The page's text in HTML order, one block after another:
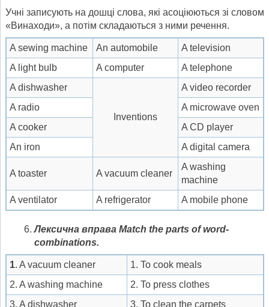
Учні записують на дошці слова, які асоціюються зі словом
«Винаходи», а потім складаються з ними речення.
A sewing machine An automobile
A television
A light bulb
A computer
A telephone
A dishwasher
Inventions
A video recorder
A radio
A microwave oven
A cooker
A CD player
An iron
A digital camera
A toaster A vacuum cleaner
A washing
machine
A ventilator
A refrigerator A mobile phone
Лексична вправа Match the parts of word-
combinations.
1. A vacuum cleaner
1. To cook meals
2. A washing machine
2. To press clothes
3. A dishwasher
3. To clean the carpets